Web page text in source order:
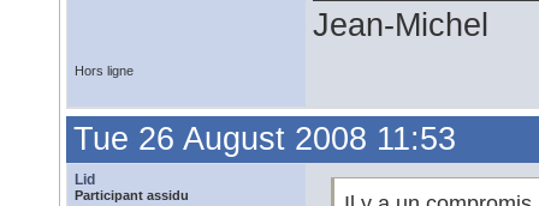
Jean-Michel
Hors ligne
Tue 26 August 2008 11:53
Lid
Participant assidu